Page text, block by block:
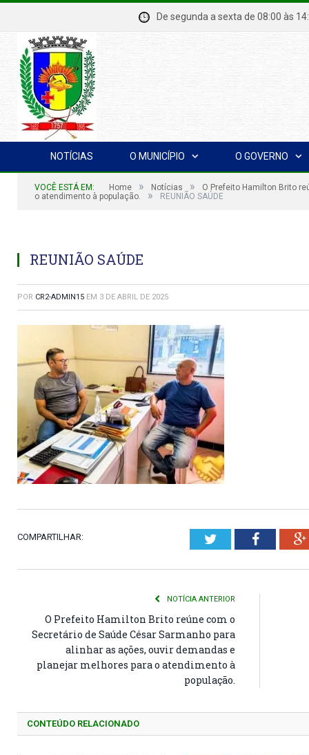
De segunda a sexta de 08:00
NOTÍCIAS O MUNICÍPIO O GOVERNO
VOCÊ ESTÁ EM: Home » Notícias »
O Prefeito Hamilton Brito
o atendimento à população.
» REUNIÃO SAÚDE
REUNIÃO SAÚDE
POR CR2-ADMIN15 EM 3 DE ABRIL DE 2025
COMPARTILHAR: Twitter
NOTÍCIA ANTERIOR
O Prefeito Hamilton Brito reúne com o
Secretário de Saúde César Sarmanho para
alinhar as ações, ouvir demandas e
planejar melhores para o atendimento à
população.
CONTEÚDO RELACIONADO